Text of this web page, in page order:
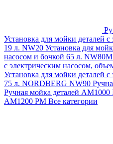
Установка для мойки деталей
19 л. NW20 Установка для
насосом и бочкой 65 л. NW80M
с электрическим насосом,
Установка для мойки деталей
75 л. NORDBERG NW90
Ручная мойка деталей
АМ1200 РМ Все категории